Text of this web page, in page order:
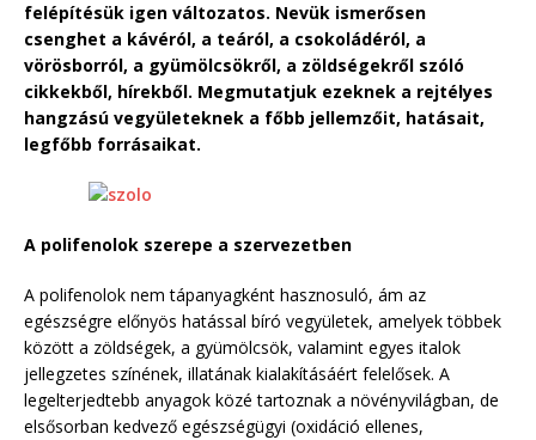
felépítésük igen változatos. Nevük ismerősen
csenghet a kávéról, a teáról, a csokoládéról, a
vörösborról, a gyümölcsökről, a zöldségekről szóló
cikkekből, hírekből. Megmutatjuk ezeknek a rejtélyes
hangzású vegyületeknek a főbb jellemzőit, hatásait,
legfőbb forrásaikat.
A polifenolok szerepe a szervezetben
A polifenolok nem tápanyagként hasznosuló, ám az
egészségre előnyös hatással bíró vegyületek, amelyek többek
között a zöldségek, a gyümölcsök, valamint egyes italok
jellegzetes színének, illatának kialakításáért felelősek. A
legelterjedtebb anyagok közé tartoznak a növényvilágban, de
elsősorban kedvező egészségügyi (oxidáció ellenes,